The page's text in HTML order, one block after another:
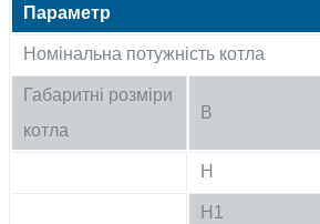
Параметр
Номінальна потужність котла
Габаритні розміри
котла
B
H
H1